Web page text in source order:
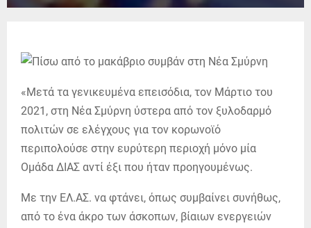
«Μετά τα γενικευμένα επεισόδια, τον Μάρτιο του
2021, στη Νέα Σμύρνη ύστερα από τον ξυλοδαρμό
πολιτών σε ελέγχους για τον κορωνοϊό
περιπολούσε στην ευρύτερη περιοχή μόνο μία
Ομάδα ΔΙΑΣ αντί έξι που ήταν προηγουμένως.
Με την ΕΛ.ΑΣ. να φτάνει, όπως συμβαίνει συνήθως,
από το ένα άκρο των άσκοπων, βίαιων ενεργειών